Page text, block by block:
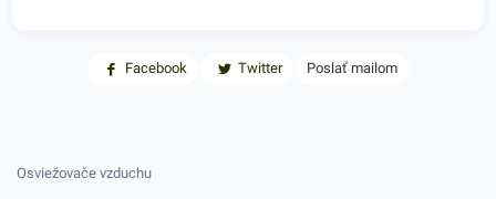
Facebook Twitter Poslať mailom
Osviežovače vzduchu